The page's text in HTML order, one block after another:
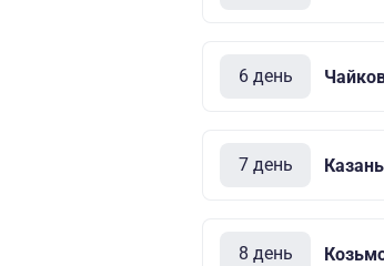
6 день
7 день Казань
8 день